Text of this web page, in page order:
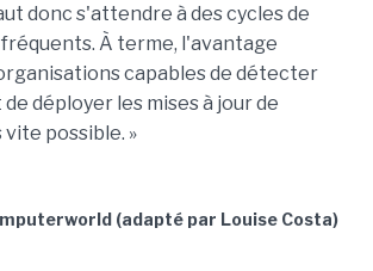
donc s'attendre à des cycles de
À terme, l'avantage
capables de détecter
déployer les mises à jour de
possible. »
(adapté par Louise Costa)